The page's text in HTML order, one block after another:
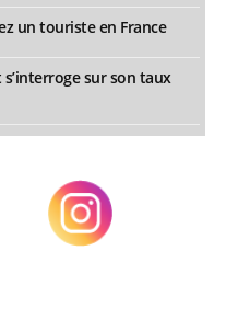
un touriste en France
sur son taux